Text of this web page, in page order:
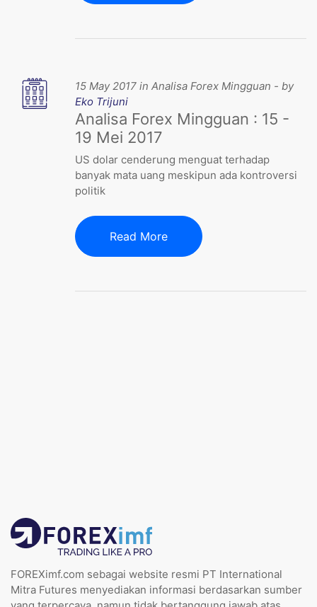
15 May 2017 in Analisa Forex Mingguan - by
Eko Trijuni
Analisa Forex Mingguan : 15 -
19 Mei 2017
US dolar cenderung menguat terhadap
banyak mata uang meskipun ada kontroversi
politik
Read More
FOREXimf.com sebagai website resmi PT International
Mitra Futures menyediakan informasi berdasarkan sumber